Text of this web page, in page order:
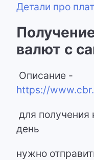
Детали про
валют с
Описание -
https://
для получения
день
нужно